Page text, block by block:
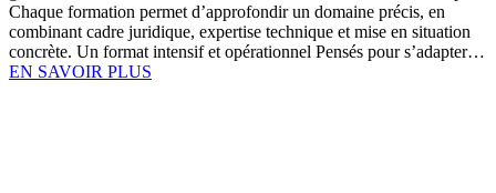
Chaque formation permet d’approfondir un domaine précis, en
combinant cadre juridique, expertise technique et mise en situation
concrète. Un format intensif et opérationnel Pensés pour s’adapter…
EN SAVOIR PLUS